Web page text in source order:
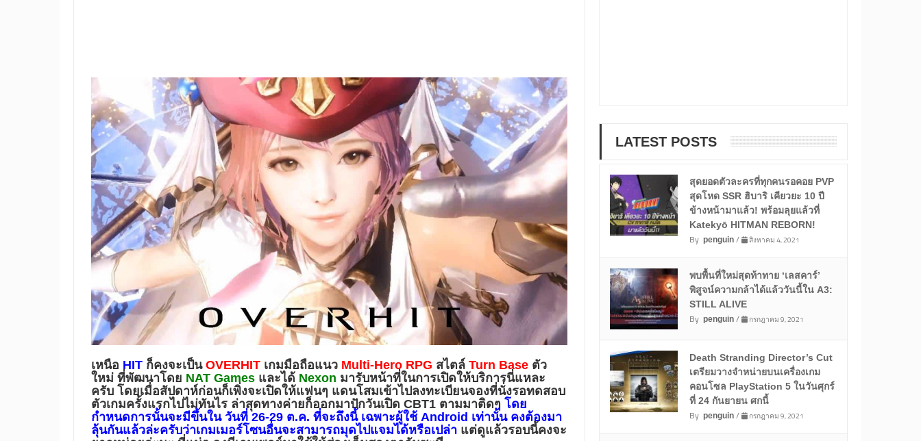
เหนือ HIT ก็คงจะเป็นOVERHIT เกมมือถือแนว Multi-Hero RPG สไตล์ Turn Base ตัว
ใหม่ ที่พัฒนาโดย NAT Games และได้ Nexon มารับหน้าที่ในการเปิดให้บริการนี่แหละ
ครับ โดยเมื่อสัปดาห์ก่อนก็เพิ่งจะเปิดให้แฟนๆ แดนโสมเข้าไปลงทะเบียนจองที่นั่งรอทดสอบ
ตัวเกมครั้งแรกไปไม่ทันไร ล่าสุดทางค่ายก็ออกมาปักวันเปิด CBT1 ตามมาติดๆ โดย
กำหนดการนั้นจะมีขึ้นใน วันที่ 26-29 ต.ค. ที่จะถึงนี้ เฉพาะผู้ใช้Android เท่านั้น คงต้องมา
ลุ้นกันแล้วล่ะครับว่าเกมเมอร์โซนอื่นจะสามารถมุดไปแจมได้หรือเปล่า แต่ดูแล้วรอบนี้คงจะ
LATEST POSTS
สุดยอดตัวละครที่ทุกคนรอคอย PVP
สุดโหด SSR ฮิบาริ เคียวยะ 10 ปี
ข้างหน้ามาแล้ว! พร้อมลุยแล้วที่
Katekyō HITMAN REBORN!
By penguin/ สิงหาคม 4, 2021
พบพื้นที่ใหม่สุดท้าทาย ‘เลสคาร์’
พิสูจน์ความกล้าได้แล้ววันนี้ใน A3:
STILL ALIVE
By penguin/ กรกฎาคม 9, 2021
Death Stranding Director’s Cut
เตรียมวางจำหน่ายบนเครื่องเกม
คอนโซล PlayStation 5 ในวันศุกร์
ที่ 24 กันยายน ศกนี้
By penguin/ กรกฎาคม 9, 2021